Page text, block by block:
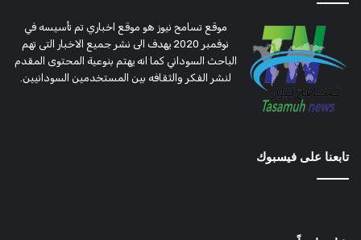
موقع تسامح نيوز هو موقع اخباري تم تأسيسه في
نوفمبر 2020 يهدف الى نشر جميع الاخبار التى تهم
الباحث السوداني كما انه يهتم بنوعية المحتوى المقدم
لنشر الفكر والثقافه بين المستخدمين السودانيين.
تابعنا على فيسبوك